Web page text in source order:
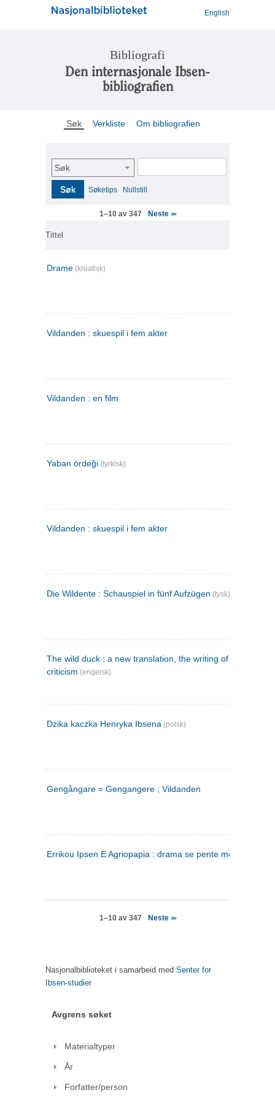
English
Bibliografi
Den internasjonale Ibsen-
bibliografien
Søk Verkliste Om bibliografien
Søk
Søk Søketips Nullstill
1–10 av 347 Neste >>
Tittel
Drame (kroatisk)
Vildanden : skuespil i fem akter
Vildanden : en film
Yaban ördeği (tyrkisk)
Vildanden : skuespil i fem akter
Die Wildente : Schauspiel in fünf Aufzügen (tysk)
The wild duck : a new translation, the writing of the play,
criticism (engelsk)
Dzika kaczka Henryka Ibsena (polsk)
Gengångare = Gengangere ; Vildanden
Errikou Ipsen E Agriopapia : drama se pente mere
1–10 av 347 Neste >>
Nasjonalbiblioteket i samarbeid med Senter for
Ibsen-studier
Avgrens søket
Materialtyper
År
Forfatter/person